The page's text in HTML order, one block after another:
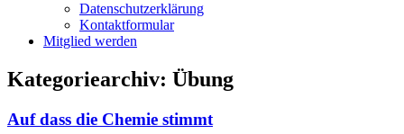
Datenschutzerklärung
Kontaktformular
Mitglied werden
Kategoriearchiv: Übung
Auf dass die Chemie stimmt